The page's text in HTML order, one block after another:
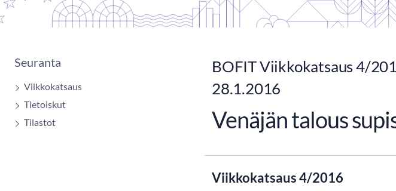
Seuranta
Viikkokatsaus
Tietoiskut
Tilastot
BOFIT Viikkokatsaus 4/
28.1.2016
Venäjän talous
Viikkokatsaus 4/2016